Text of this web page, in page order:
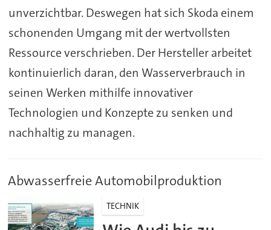
unverzichtbar. Deswegen hat sich Skoda einem
schonenden Umgang mit der wertvollsten
Ressource verschrieben. Der Hersteller arbeitet
kontinuierlich daran, den Wasserverbrauch in
seinen Werken mithilfe innovativer
Technologien und Konzepte zu senken und
nachhaltig zu managen.
Abwasserfreie Automobilproduktion
TECHNIK